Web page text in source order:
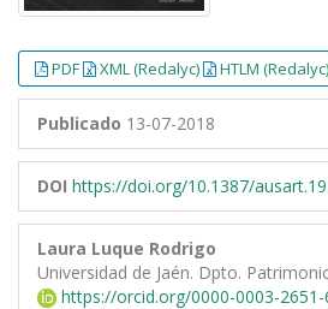
PDF XML (Redalyc) HTLM (Redalyc)
Publicado 13-07-2018
DOI https://doi.org/10.1387/
Laura Luque Rodrigo
Universidad de Jaén. Dpto.
https://orcid.org/0000-0003-2651-